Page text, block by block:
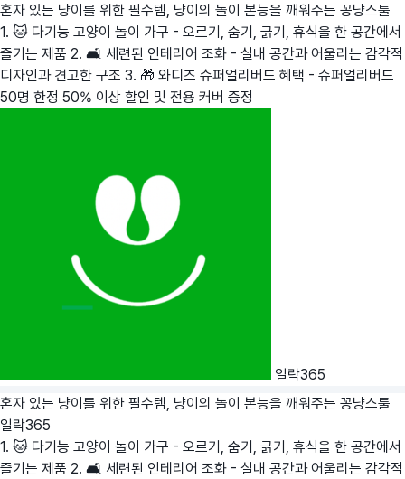
혼자 있는 냥이를 위한 필수템, 냥이의 놀이 본능을 깨워주는 꽁냥스툴
1. 🐱 다기능 고양이 놀이 가구 - 오르기, 숨기, 긁기, 휴식을 한 공간에서
즐기는 제품 2. 🛋️ 세련된 인테리어 조화 - 실내 공간과 어울리는 감각적
디자인과 견고한 구조 3. 🎁 와디즈 슈퍼얼리버드 혜택 - 슈퍼얼리버드
50명 한정 50% 이상 할인 및 전용 커버 증정
일락365
혼자 있는 냥이를 위한 필수템, 냥이의 놀이 본능을 깨워주는 꽁냥스툴
일락365
1. 🐱 다기능 고양이 놀이 가구 - 오르기, 숨기, 긁기, 휴식을 한 공간에서
즐기는 제품 2. 🛋️ 세련된 인테리어 조화 - 실내 공간과 어울리는 감각적